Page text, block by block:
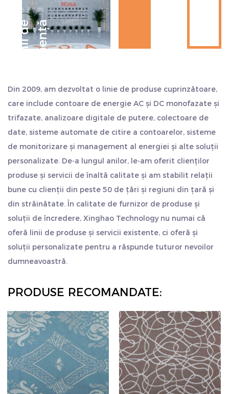
mai mult timp și costuri. Considerăm calitatea ca viața
noastră și aderăm întotdeauna la stilul de lucru de
„sinceritate și pragmatism, persistență, lucru în echipă și
auto-depășire”. Salutăm cu sinceritate clienții din țară și
D
e
c
e
n
i
i
d
e
e
x
p
e
r
i
e
n
ță
Din 2009, am dezvoltat o linie de produse cuprinzătoare,
care include contoare de energie AC și DC monofazate și
trifazate, analizoare digitale de putere, colectoare de
date, sisteme automate de citire a contoarelor, sisteme
de monitorizare și management al energiei și alte soluții
personalizate. De-a lungul anilor, le-am oferit clienților
produse și servicii de înaltă calitate și am stabilit relații
bune cu clienții din peste 50 de țări și regiuni din țară și
din străinătate. În calitate de furnizor de produse și
soluții de încredere, Xinghao Technology nu numai că
oferă linii de produse și servicii existente, ci oferă și
soluții personalizate pentru a răspunde tuturor nevoilor
dumneavoastră.
PRODUSE RECOMANDATE: